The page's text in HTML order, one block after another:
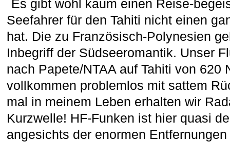
Es gibt wohl kaum einen Reise-
Seefahrer für den Tahiti nicht einen
hat. Die zu Französisch-Polynesien
Inbegriff der Südseeromantik. Unser
nach Papete/NTAA auf Tahiti von 620
vollkommen problemlos mit sattem
mal in meinem Leben erhalten wir
Kurzwelle! HF-Funken ist hier quasi
angesichts der enormen